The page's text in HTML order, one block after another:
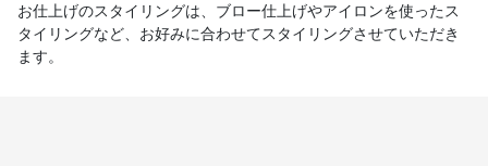
お仕上げのスタイリングは、ブロー仕上げやアイロンを使ったス
タイリングなど、お好みに合わせてスタイリングさせていただき
ます。